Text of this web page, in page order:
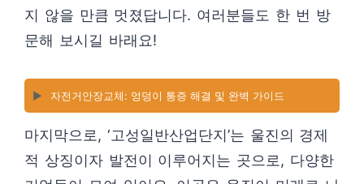
지 않을 만큼 멋졌답니다. 여러분들도 한 번 방
문해 보시길 바래요!
▶️ 자전거안장교체: 엉덩이 통증 해결 및 완벽 가이드
마지막으로, ‘고성일반산업단지’는 울진의 경제
적 상징이자 발전이 이루어지는 곳으로, 다양한